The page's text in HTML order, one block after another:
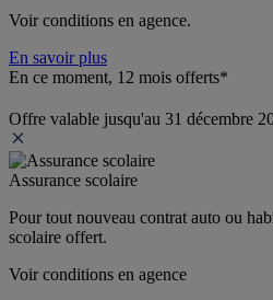
Voir conditions en agence.
En savoir plus
En ce moment, 12 mois offerts*
Offre valable jusqu'au 31 décembre
Assurance scolaire
Pour tout nouveau contrat auto ou
scolaire offert.
Voir conditions en agence